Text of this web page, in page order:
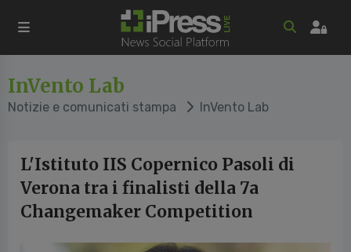
InVento Lab
Notizie e comunicati stampa InVento Lab
L'Istituto IIS Copernico Pasoli di
Verona tra i finalisti della 7a
Changemaker Competition